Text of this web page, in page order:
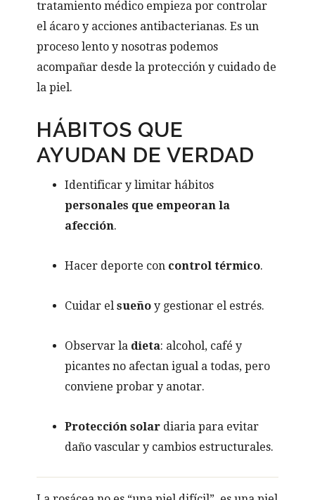
tratamiento médico empieza por controlar
el ácaro y acciones antibacterianas. Es un
proceso lento y nosotras podemos
acompañar desde la protección y cuidado de
la piel.
HÁBITOS QUE
AYUDAN DE VERDAD
Identificar y limitar hábitos
personales que empeoran la
afección.
Hacer deporte con control térmico.
Cuidar elsueño y gestionar el estrés.
Observar la dieta: alcohol, café y
picantes no afectan igual a todas, pero
conviene probar y anotar.
Protección solar diaria para evitar
daño vascular y cambios estructurales.